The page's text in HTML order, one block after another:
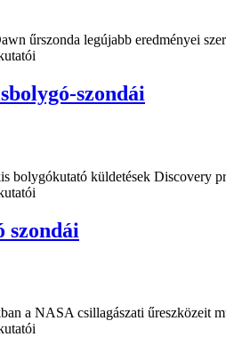
űrszonda legújabb eredményei
szondái
bolygókutató küldetések Discovery
szondái
a NASA csillagászati űreszközeit